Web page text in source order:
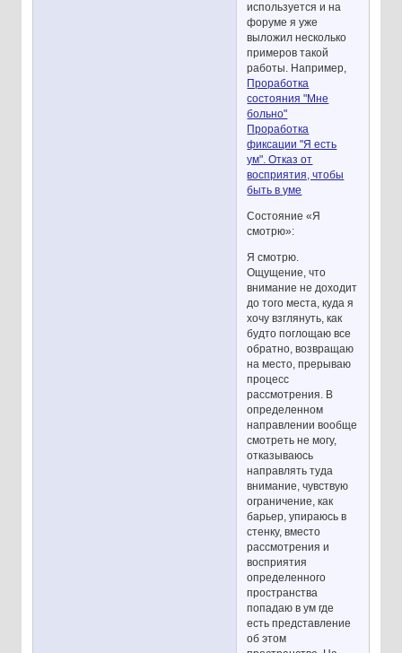
используется и на
форуме я уже
выложил несколько
примеров такой
работы. Например,
Проработка
состояния "Мне
больно"
Проработка
фиксации "Я есть
ум". Отказ от
восприятия, чтобы
быть в уме
Состояние «Я
смотрю»:
Я смотрю.
Ощущение, что
внимание не доходит
до того места, куда я
хочу взглянуть, как
будто поглощаю все
обратно, возвращаю
на место, прерываю
процесс
рассмотрения. В
определенном
направлении вообще
смотреть не могу,
отказываюсь
направлять туда
внимание, чувствую
ограничение, как
барьер, упираюсь в
стенку, вместо
рассмотрения и
восприятия
определенного
пространства
попадаю в ум где
есть представление
об этом